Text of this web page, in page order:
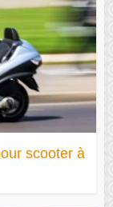
scooter à